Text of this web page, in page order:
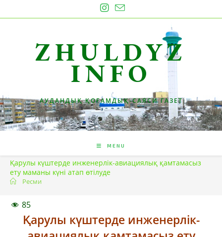
to
ZHULDYZ
INFO
АУДАНДЫҚ ҚОҒАМДЫҚ-САЯСИ ГАЗЕТ
MENU
Қарулы күштерде инженерлік-авиациялық қамтамасыз
ету маманы күні атап өтілуде
Ресми
85
Қарулы күштерде инженерлік-